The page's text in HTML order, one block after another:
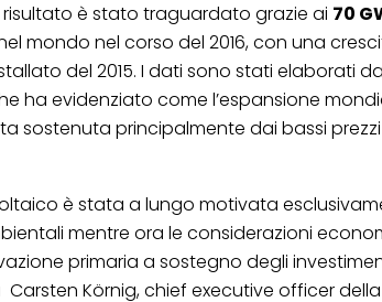
risultato è stato traguardato grazie ai 70
mondo nel corso del 2016, con una
del 2015. I dati sono stati elaborati
ha evidenziato come l’espansione
sostenuta principalmente dai bassi
è stata a lungo motivata
mentre ora le considerazioni
primaria a sostegno degli
Körnig, chief executive officer